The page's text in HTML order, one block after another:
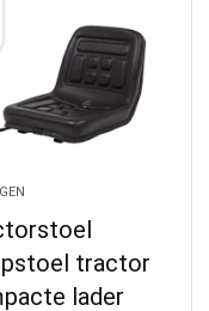
tractor
lader